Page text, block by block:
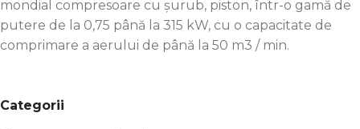
mondial compresoare cu șurub, piston, într-o gamă de
putere de la 0,75 până la 315 kW, cu o capacitate de
comprimare a aerului de până la 50 m3 / min.
Categorii